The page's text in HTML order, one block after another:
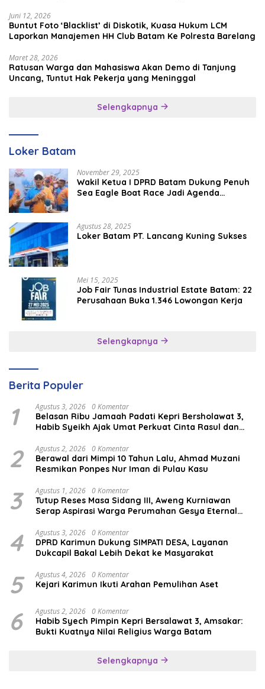
Juni 12, 2026
Buntut Foto ‘Blacklist’ di Diskotik, Kuasa Hukum LCM
Laporkan Manajemen HH Club Batam Ke Polresta Barelang
Maret 28, 2026
Ratusan Warga dan Mahasiswa Akan Demo di Tanjung
Uncang, Tuntut Hak Pekerja yang Meninggal
Selengkapnya
Loker Batam
November 29, 2025
Wakil Ketua I DPRD Batam Dukung Penuh
Sea Eagle Boat Race Jadi Agenda
Agustus 28, 2025
Loker Batam PT. Lancang Kuning Sukses
Mei 15, 2025
Job Fair Tunas Industrial Estate Batam: 22
Perusahaan Buka 1.346 Lowongan Kerja
Selengkapnya
Berita Populer
1 Agustus 3, 2026 0 Komentar
Belasan Ribu Jamaah Padati Kepri Bersholawat 3,
Habib Syeikh Ajak Umat Perkuat Cinta Rasul dan
2 Agustus 2, 2026 0 Komentar
Berawal dari Mimpi 10 Tahun Lalu, Ahmad Muzani
Resmikan Ponpes Nur Iman di Pulau Kasu
3 Agustus 1, 2026 0 Komentar
Tutup Reses Masa Sidang III, Aweng Kurniawan
Serap Aspirasi Warga Perumahan Gesya Eternal
4 Agustus 3, 2026 0 Komentar
DPRD Karimun Dukung SIMPATI DESA, Layanan
Dukcapil Bakal Lebih Dekat ke Masyarakat
5 Agustus 4, 2026 0 Komentar
Kejari Karimun Ikuti Arahan Pemulihan Aset
6 Agustus 2, 2026 0 Komentar
Habib Syech Pimpin Kepri Bersalawat 3, Amsakar:
Bukti Kuatnya Nilai Religius Warga Batam
Selengkapnya